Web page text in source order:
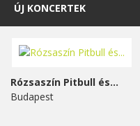
ÚJ KONCERTEK
Rózsaszín Pitbull és...
Budapest